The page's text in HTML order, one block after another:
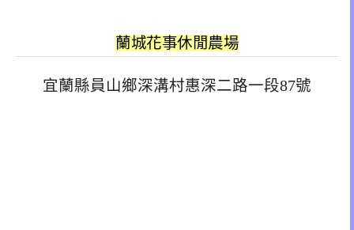
蘭城花事休閒農場
宜蘭縣員山鄉深溝村惠深二路一段87號